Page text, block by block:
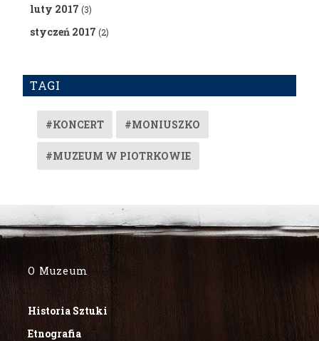
luty 2017 (3)
styczeń 2017 (2)
TAGI
#KONCERT #MONIUSZKO
#MUZEUM W PIOTRKOWIE
O Muzeum
Historia Sztuki
Etnografia